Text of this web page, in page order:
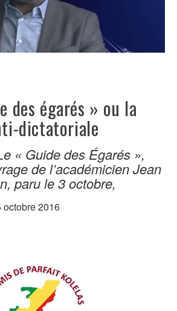
des égarés » ou la
dictatoriale
« Guide des Égarés »,
de l’académicien Jean
paru le 3 octobre,
octobre 2016